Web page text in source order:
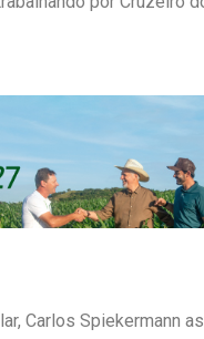
Carlos Spiekermann